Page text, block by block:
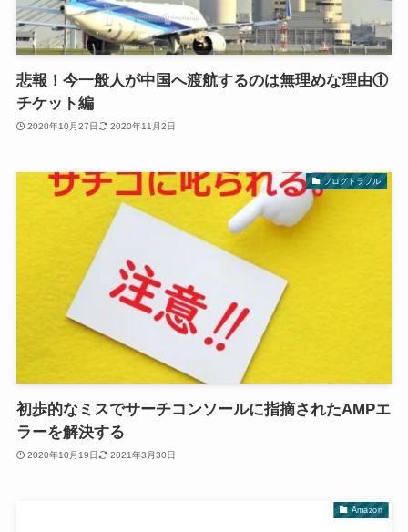
悲報！今一般人が中国へ渡航するのは無理めな理由①
チケット編
2020年10月27日 2020年11月2日
ブログトラブル
初歩的なミスでサーチコンソールに指摘されたAMPエ
ラーを解決する
2020年10月19日 2021年3月30日
Amazon